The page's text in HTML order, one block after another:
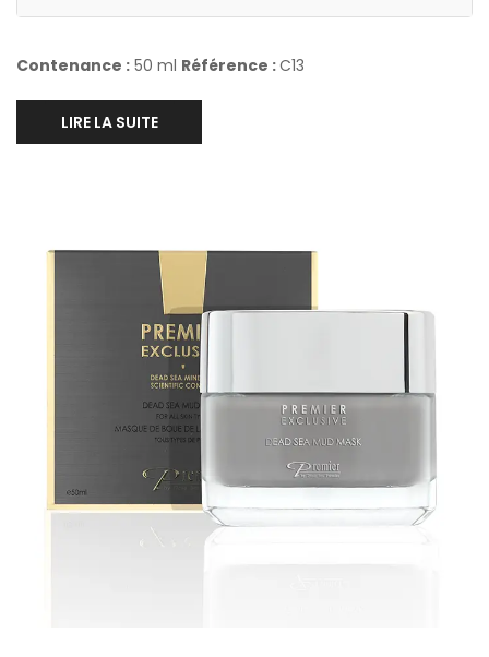
Contenance : 50 ml Référence :C13
LIRE LA SUITE